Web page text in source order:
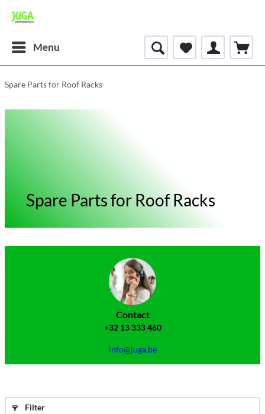
Menu
Spare Parts for Roof Racks
Spare Parts for Roof Racks
Contact
+32 13 333 460
info@juga.be
Filter